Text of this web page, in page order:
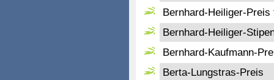
Bernhard-Heiliger-
Bernhard-Heiliger-
Bernhard-Kaufmann-
Berta-Lungstras-Preis